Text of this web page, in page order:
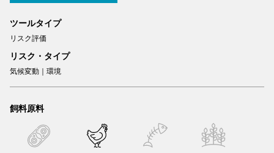
ツールタイプ
リスク評価
リスク・タイプ
気候変動｜環境
飼料原料